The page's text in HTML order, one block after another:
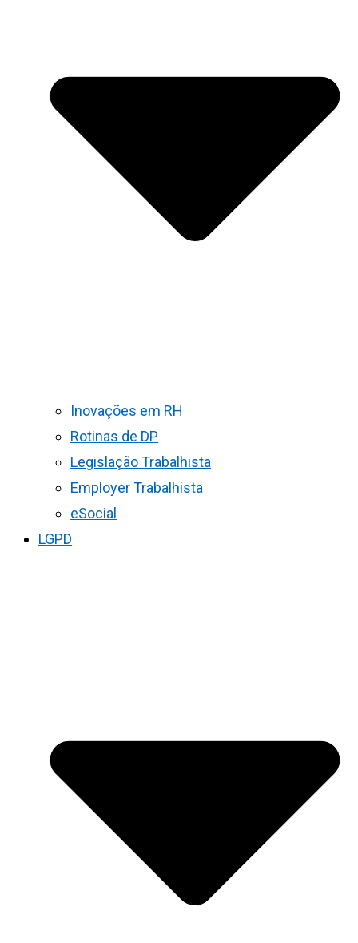
Inovações em RH
Rotinas de DP
Legislação Trabalhista
Employer Trabalhista
eSocial
LGPD